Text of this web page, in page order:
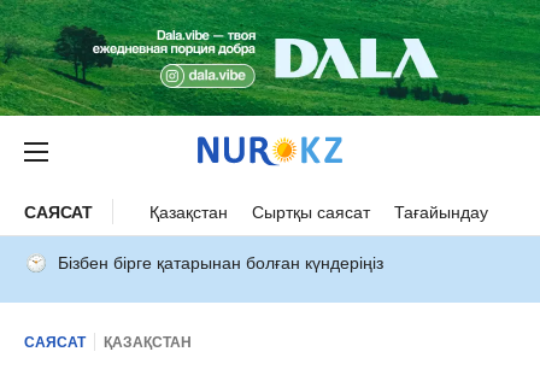
САЯСАТ Қазақстан Сыртқы саясат Тағайындау
Бізбен бірге қатарынан болған күндеріңіз
САЯСАТ ҚАЗАҚСТАН